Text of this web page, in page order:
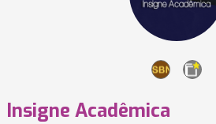
Insigne Acadêmica